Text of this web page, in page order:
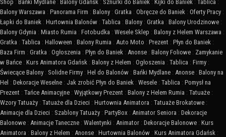
Shop : Bańki Mydlane : Balony Gdańsk : Sznurki do Baniek : Kijki do Baniek : Tablica :
Balony Warszawa : Panorama Firm : Balony : Gratka : Obręcze do Baniek : Oferty Pracy :
Łapki do Baniek : Hurtownia Balonów : Tablica : Balony : Gratka : Balony Urodzinowe :
Balony Gdynia : Miasto Rumia : Fotobudka : Wesele Sklep : Balony z Helem Warszawa :
Gratka : Tablica : Halloween : Balony Rumia : Auto Moto : Prezent : Płyn do Baniek :
Baza Firm : Gratka : Ogłoszenia : Płyn do Baniek : Anonse : Balony Foliowe : Zamykanie
w Bańce : Kurs Animatora Gdańsk : Balony z Helem : Ogłoszenia : Tablica : Firmy :
Świecące Balony : Solidne Firmy : Hel do Balonów : Bańki Mydlane : Anonse : Balony na
Hel : Dekoracje Weselne : Jak zrobić Płyn do Baniek : Wesele : Tablica : Pomysł na
Prezent : Tańce Animacyjne : Wyjątkowy Prezent : Balony z Helem Rumia : Tatuaże :
Wzory Tatuaży : Tatuaże dla Dzieci : Hurtownia Animatora : Tatuaże Brokatowe :
Animacje dla Dzieci : Szablony Tatuaży : PartyBox : Animator Seniora : Dekoracje
Balonowe : Animacje Taneczne : Walentynki : Animator : Dekoracje Balonowe : Kurs
Animatora : Balony z Helem : Anonse : Hurtownia Balonów : Kurs Animatora Gdańsk :